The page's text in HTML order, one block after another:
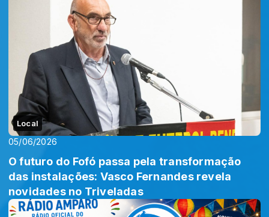
Local
05/06/2026
O futuro do Fofó passa pela transformação
das instalações: Vasco Fernandes revela
novidades no Triveladas